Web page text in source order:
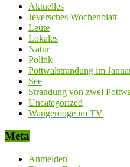
Aktuelles
Jeversches Wochenblatt
Leute
Lokales
Natur
Politik
Pottwalstrandung im
See
Strandung von zwei
Uncategorized
Wangerooge im TV
Meta
Anmelden